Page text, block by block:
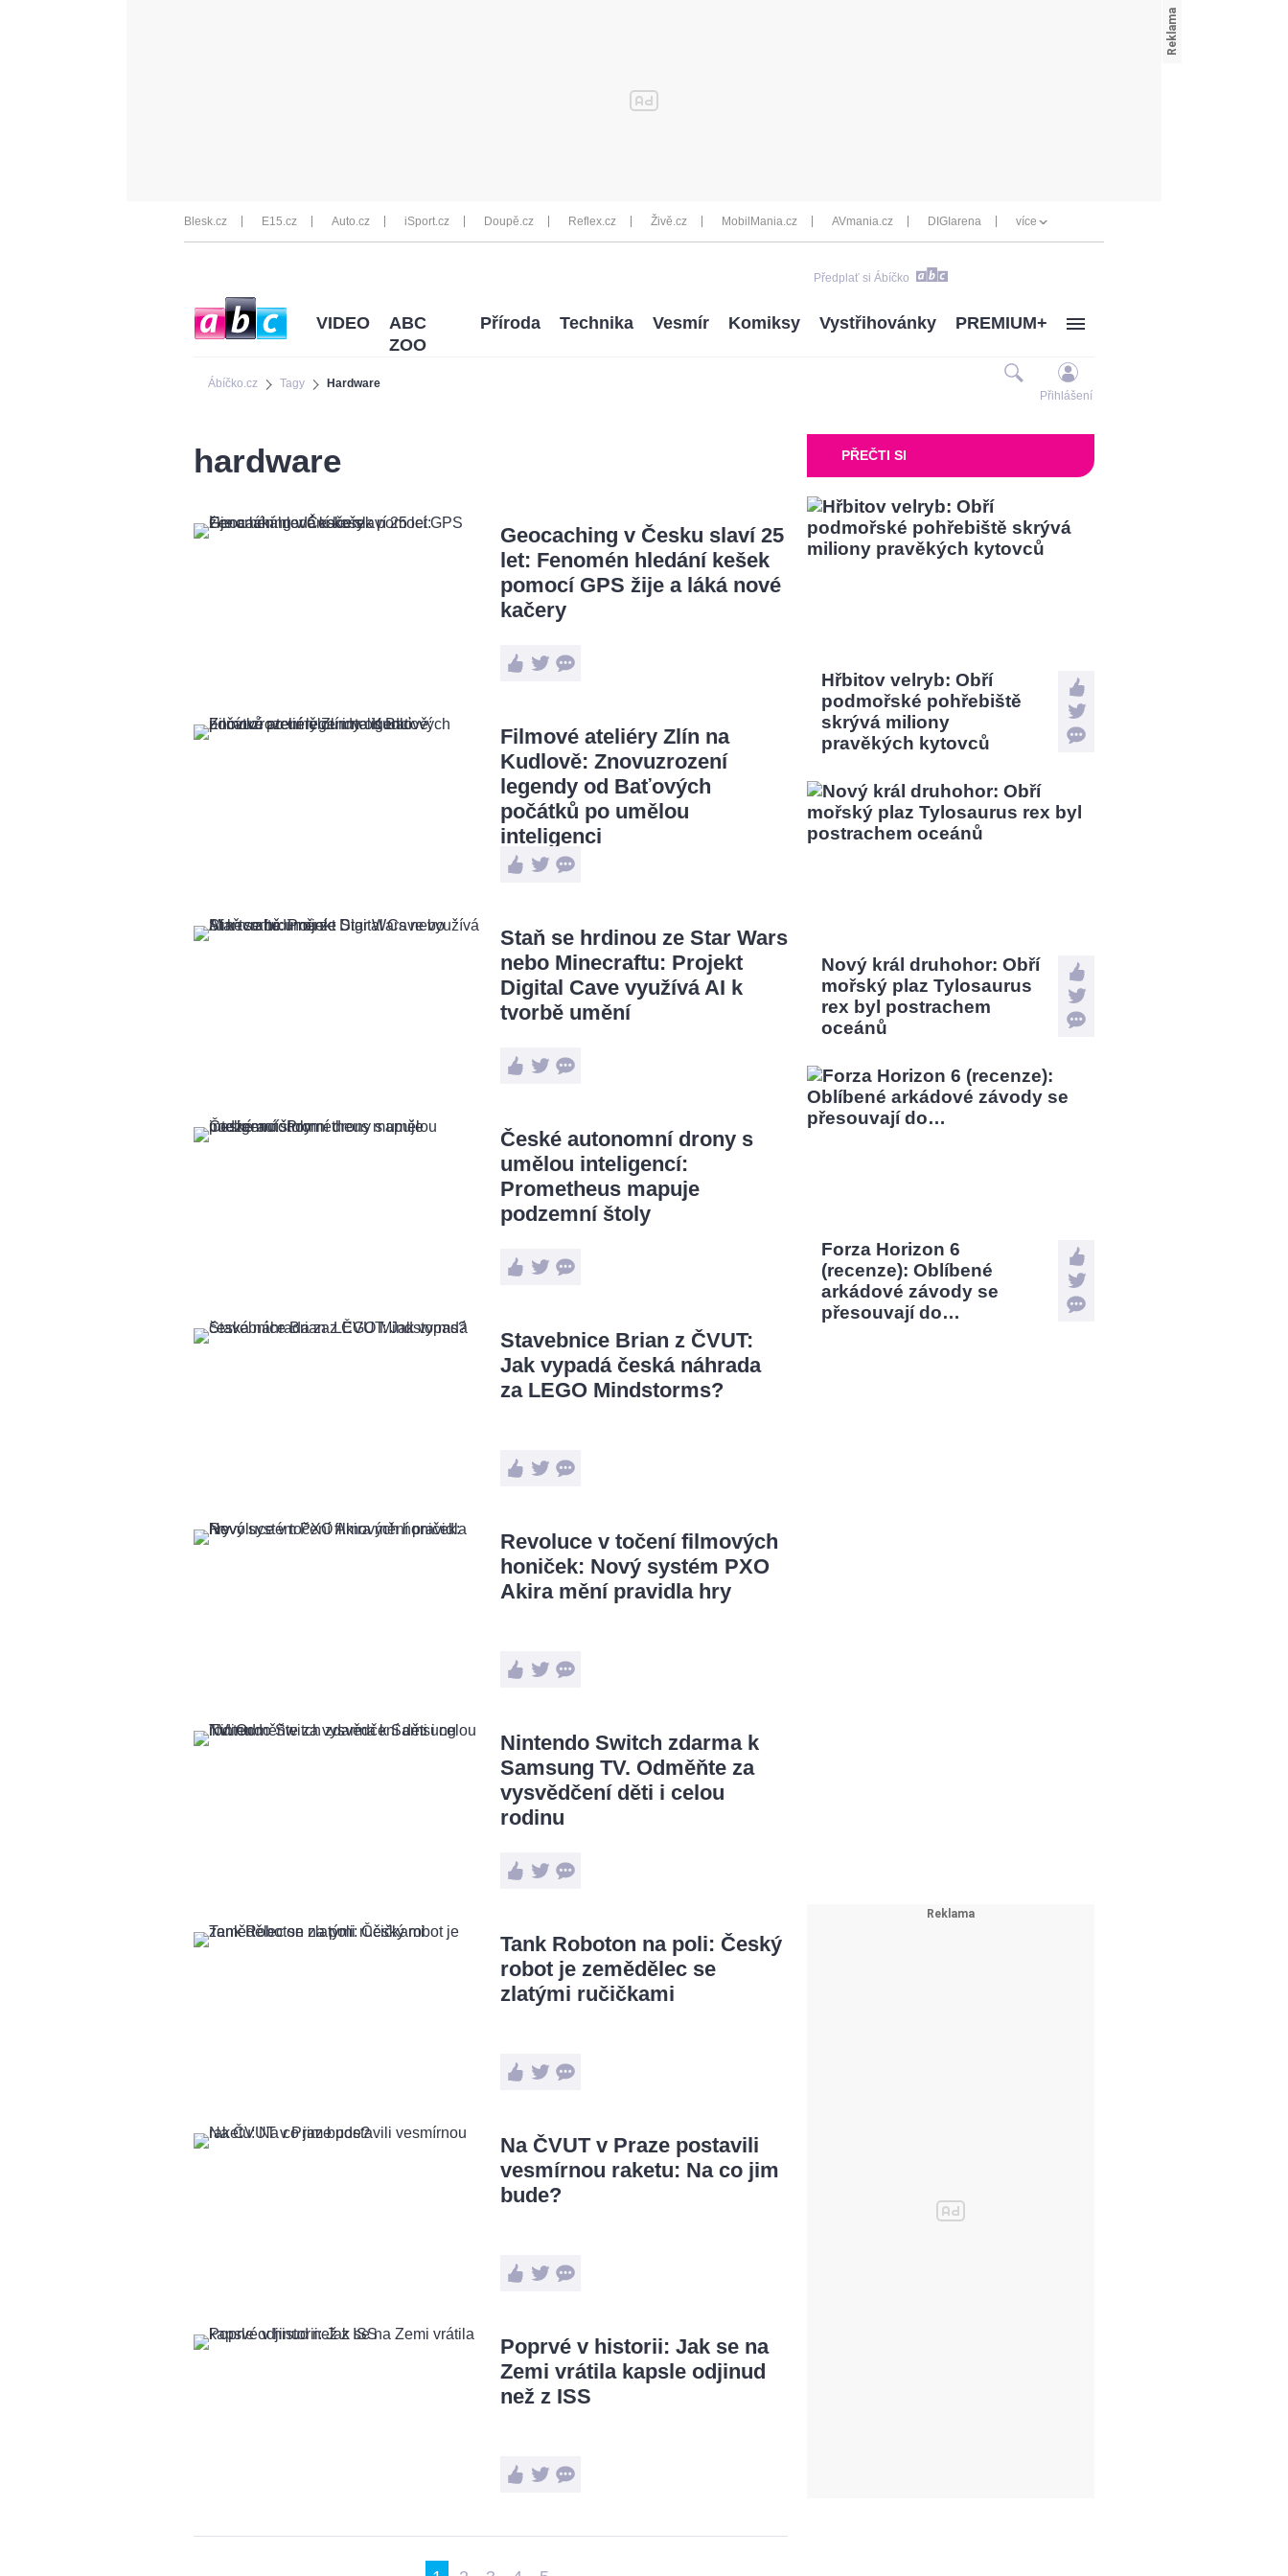
Blesk.cz E15.cz Auto.cz iSport.cz Doupě.cz Reflex.cz Živě.cz MobilMania.cz AVmania.cz DIGIarena více
Předplať si Ábíčko
Ábíčko.cz Tagy Hardware
VIDEO
ABC
ZOO
Příroda Technika Vesmír Komiksy Vystřihovánky PREMIUM+
Přihlášení
hardware
Geocaching v Česku slaví 25
let: Fenomén hledání kešek
pomocí GPS žije a láká nové
kačery
Filmové ateliéry Zlín na
Kudlově: Znovuzrození
legendy od Baťových
počátků po umělou
inteligenci
Staň se hrdinou ze Star Wars
nebo Minecraftu: Projekt
Digital Cave využívá AI k
tvorbě umění
České autonomní drony s
umělou inteligencí:
Prometheus mapuje
podzemní štoly
Stavebnice Brian z ČVUT:
Jak vypadá česká náhrada
za LEGO Mindstorms?
Revoluce v točení filmových
honiček: Nový systém PXO
Akira mění pravidla hry
Nintendo Switch zdarma k
Samsung TV. Odměňte za
vysvědčení děti i celou
rodinu
Tank Roboton na poli: Český
robot je zemědělec se
zlatými ručičkami
Na ČVUT v Praze postavili
vesmírnou raketu: Na co jim
bude?
Poprvé v historii: Jak se na
Zemi vrátila kapsle odjinud
než z ISS
PŘEČTI SI
Hřbitov velryb: Obří
podmořské pohřebiště
skrývá miliony
pravěkých kytovců
Nový král druhohor: Obří
mořský plaz Tylosaurus
rex byl postrachem
oceánů
Forza Horizon 6
(recenze): Oblíbené
arkádové závody se
přesouvají do…